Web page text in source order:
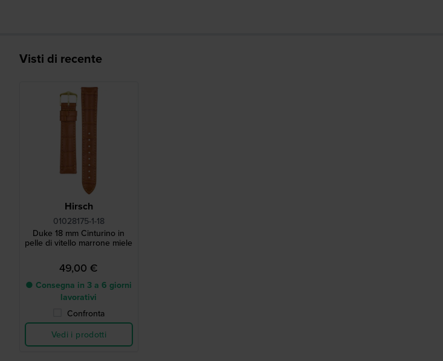
Visti di recente
Hirsch
01028175-1-18
Duke 18 mm Cinturino in
pelle di vitello marrone miele
49,00 €
● Consegna in 3 a 6 giorni
lavorativi
Confronta
Vedi i prodotti